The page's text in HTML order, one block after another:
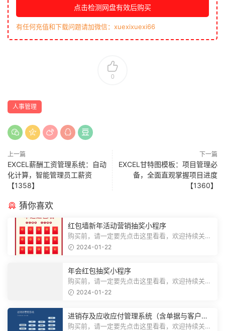
点击检测网盘有效后购买
有任何充值和下载问题请加微信：xuexixuexi66
0
人事管理
上一篇
EXCEL薪酬工资管理系统：自动
化计算，智能管理员工薪资
【1358】
下一篇
EXCEL甘特图模板：项目管理必
备，全面直观掌握项目进度
【1360】
猜你喜欢
红包墙新年活动营销抽奖小程序
购买前，请一定要先点击这里看看，欢迎持续关
注，精彩模板每天推送预览结束，需要...
2024-01-22
年会红包抽奖小程序
购买前，请一定要先点击这里看看，欢迎持续关
注，精彩模板每天推送预览结束，需要...
2024-01-22
进销存及应收应付管理系统（含单据与客户对
账）
购买前，请一定要先点击这里看看，欢迎持续关